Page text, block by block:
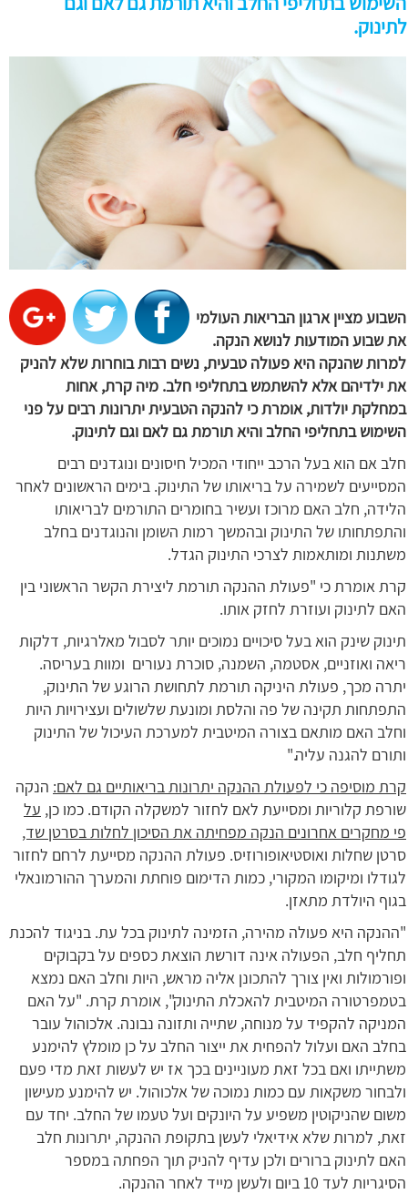
לתינוק.
השבוע מציין ארגון הבריאות העולמי
את שבוע המודעות לנושא הנקה.
למרות שהנקה היא פעולה טבעית, נשים רבות בוחרות שלא להניק
את ילדיהם אלא להשתמש בתחליפי חלב. מיה קרת, אחות
במחלקת יולדות, אומרת כי להנקה הטבעית יתרונות רבים על פני
השימוש בתחליפי החלב והיא תורמת גם לאם וגם לתינוק.
חלב אם הוא בעל הרכב ייחודי המכיל חיסונים ונוגדנים רבים
המסייעים לשמירה על בריאותו של התינוק. בימים הראשונים לאחר
הלידה, חלב האם מרוכז ועשיר בחומרים התורמים לבריאותו
והתפתחותו של התינוק ובהמשך רמות השומן והנוגדנים בחלב
משתנות ומותאמות לצרכי התינוק הגדל.
קרת אומרת כי "פעולת ההנקה תורמת ליצירת הקשר הראשוני בין
האם לתינוק ועוזרת לחזק אותו.
תינוק שינק הוא בעל סיכויים נמוכים יותר לסבול מאלרגיות, דלקות
ריאה ואוזניים, אסטמה, השמנה, סוכרת נעורים ומוות בעריסה.
יתרה מכך, פעולת היניקה תורמת לתחושת הרוגע של התינוק,
התפתחות תקינה של פה והלסת ומונעת שלשולים ועצירויות היות
וחלב האם מותאם בצורה המיטבית למערכת העיכול של התינוק
ותורם להגנה עליה."
קרת מוסיפה כי לפעולת ההנקה יתרונות בריאותיים גם לאם: הנקה
שורפת קלוריות ומסייעת לאם לחזור למשקלה הקודם. כמו כן, על
פי מחקרים אחרונים הנקה מפחיתה את הסיכון לחלות בסרטן שד,
סרטן שחלות ואוסטיאופורוזיס. פעולת ההנקה מסייעת לרחם לחזור
לגודלו ומיקומו המקורי, כמות הדימום פוחתת והמערך ההורמונאלי
בגוף היולדת מתאזן.
"ההנקה היא פעולה מהירה, הזמינה לתינוק בכל עת. בניגוד להכנת
תחליף חלב, הפעולה אינה דורשת הוצאת כספים על בקבוקים
ופורמולות ואין צורך להתכונן אליה מראש, היות וחלב האם נמצא
בטמפרטורה המיטבית להאכלת התינוק", אומרת קרת. "על האם
המניקה להקפיד על מנוחה, שתייה ותזונה נבונה. אלכוהול עובר
בחלב האם ועלול להפחית את ייצור החלב על כן מומלץ להימנע
משתייתו ואם בכל זאת מעוניינים בכך אז יש לעשות זאת מדי פעם
ולבחור משקאות עם כמות נמוכה של אלכוהול. יש להימנע מעישון
משום שהניקוטין משפיע על היונקים ועל טעמו של החלב. יחד עם
זאת, למרות שלא אידיאלי לעשן בתקופת ההנקה, יתרונות חלב
האם לתינוק ברורים ולכן עדיף להניק תוך הפחתה במספר
הסיגריות לעד 10 ביום ולעשן מייד לאחר ההנקה.